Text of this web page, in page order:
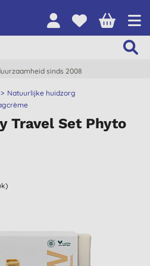
sinds 2008
Natuurlijke huidzorg
Travel Set Phyto